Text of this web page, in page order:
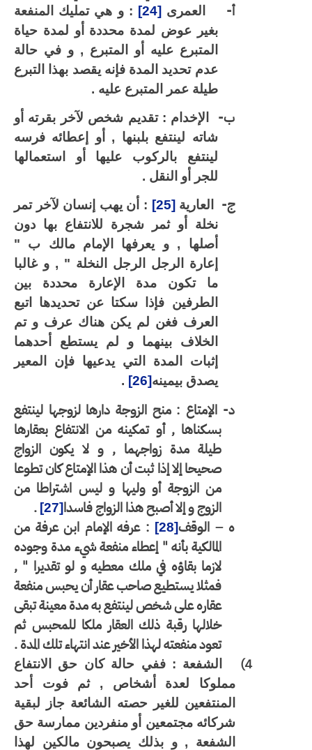
العمرى[24]: و هي تمليك المنفعة
بغير عوض لمدة محددة أو لمدة حياة
المتبرع عليه أو المتبرع , و في حالة
عدم تحديد المدة فإنه يقصد بهذا التبرع
طيلة عمر المتبرع عليه .
الإخدام : تقديم شخص لآخر بقرته أو
شاته لينتفع بلبنها , أو إعطائه فرسه
لينتفع بالركوب عليها أو استعمالها
للجر أو النقل .
العارية[25]: أن يهب إنسان لآخر تمر
نخلة أو ثمر شجرة للانتفاع بها دون
أصلها , و يعرفها الإمام مالك ب "
إعارة الرجل الرجل النخلة " , و غالبا
ما تكون مدة الإعارة محددة بين
الطرفين فإذا سكتا عن تحديدها اتبع
العرف فغن لم يكن هناك عرف و تم
الخلاف بينهما و لم يستطع أحدهما
إثبات المدة التي يدعيها فإن المعير
يصدق بيمينه[26]
.
د- الإمتاع : منح الزوجة دارها لزوجها لينتفع
بسكناها , أو تمكينه من الانتفاع بعقارها
طيلة مدة زواجهما , و لا يكون الزواج
صحيحا إلا إذا ثبت أن هذا الإمتاع كان تطوعا
من الزوجة أو وليها و ليس اشتراطا من
الزوج و إلا أصبح هذا الزواج فاسدا[27]
.
ه – الوقف[28]: عرفه الإمام ابن عرفة من
المالكية بأنه " إعطاء منفعة شيء مدة وجوده
لازما بقاؤه في ملك معطيه و لو تقديرا " ,
فمثلا يستطيع صاحب عقار أن يحبس منفعة
عقاره على شخص لينتفع به مدة معينة تبقى
خلالها رقبة ذلك العقار ملكا للمحبس ثم
تعود منفعته لهذا الأخير عند انتهاء تلك المدة .
الشفعة : ففي حالة كان حق الانتفاع
مملوكا لعدة أشخاص , ثم فوت أحد
المنتفعين للغير حصته الشائعة جاز لبقية
شركائه مجتمعين أو منفردين ممارسة حق
الشفعة , و بذلك يصبحون مالكين لهذا